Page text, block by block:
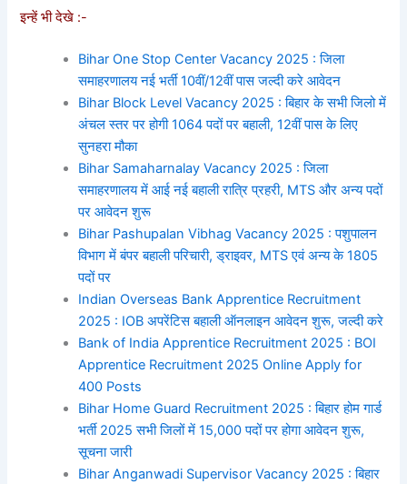
इन्हें भी देखे :-
Bihar One Stop Center Vacancy 2025 : जिला
समाहरणालय नई भर्ती 10वीं/12वीं पास जल्दी करे आवेदन
Bihar Block Level Vacancy 2025 : बिहार के सभी जिलो में
अंचल स्तर पर होगी 1064 पदों पर बहाली, 12वीं पास के लिए
सुनहरा मौका
Bihar Samaharnalay Vacancy 2025 : जिला
समाहरणालय में आई नई बहाली रात्रि प्रहरी, MTS और अन्य पदों
पर आवेदन शुरू
Bihar Pashupalan Vibhag Vacancy 2025 : पशुपालन
विभाग में बंपर बहाली परिचारी, ड्राइवर, MTS एवं अन्य के 1805
पदों पर
Indian Overseas Bank Apprentice Recruitment
2025 : IOB अपरेंटिस बहाली ऑनलाइन आवेदन शुरू, जल्दी करे
Bank of India Apprentice Recruitment 2025 : BOI
Apprentice Recruitment 2025 Online Apply for
400 Posts
Bihar Home Guard Recruitment 2025 : बिहार होम गार्ड
भर्ती 2025 सभी जिलों में 15,000 पदों पर होगा आवेदन शुरू,
सूचना जारी
Bihar Anganwadi Supervisor Vacancy 2025 : बिहार